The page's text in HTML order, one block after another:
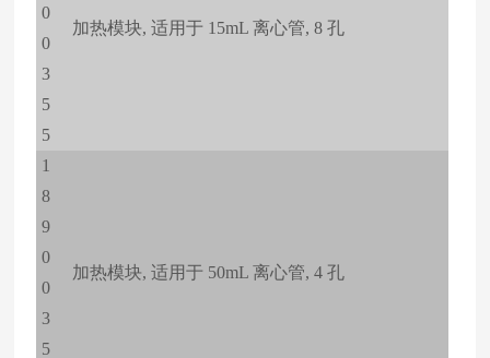
0
0
3
5
5
加热模块, 适用于 15mL 离心管, 8 孔
1
8
9
0
0
3
5
加热模块, 适用于 50mL 离心管, 4 孔